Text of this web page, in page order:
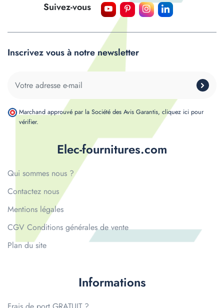
Elec-fournitures.com
Qui sommes nous ?
Contactez nous
Mentions légales
CGV Conditions générales de vente
Plan du site
Informations
Suivez-vous
Inscrivez vous à notre newsletter
Marchand approuvé par la Société des Avis Garantis, cliquez ici pour
vérifier.